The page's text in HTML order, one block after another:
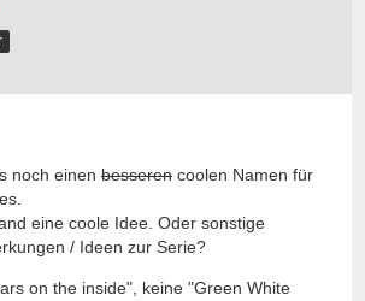
noch einen besseren coolen Namen für
eine coole Idee. Oder sonstige
/ Ideen zur Serie?
on the inside", keine "Green White